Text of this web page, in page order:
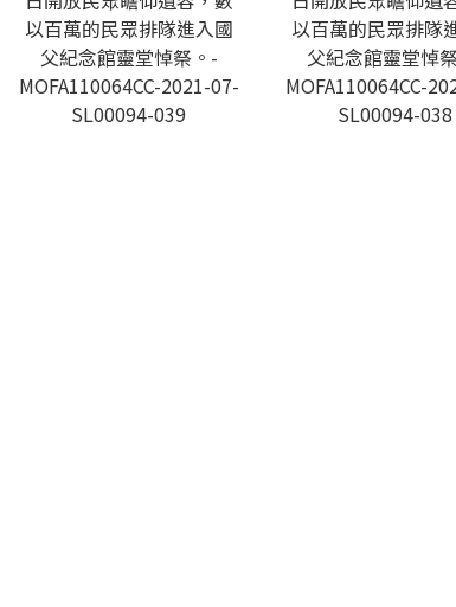
以百萬的民眾排隊進入國
父紀念館靈堂悼祭。-
MOFA110064CC-2021-07-
SL00094-039
以百萬的民眾排隊
父紀念館靈堂悼
MOFA110064CC-
SL00094-038